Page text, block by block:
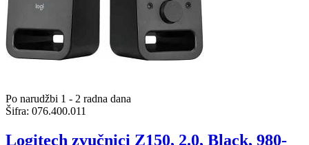
Po narudžbi 1 - 2 radna dana
Šifra: 076.400.011
Logitech zvučnici Z150, 2.0, Black, 980-